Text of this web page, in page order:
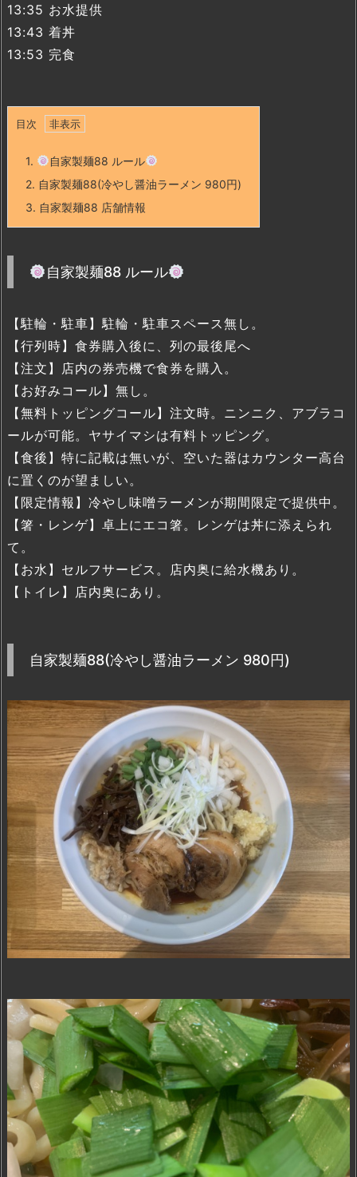
13:35 お水提供
13:43 着丼
13:53 完食
目次
1.
自家製麺88 ルール
2. 自家製麺88(冷やし醤油ラーメン 980円)
3. 自家製麺88 店舗情報
自家製麺88 ルール
【駐輪・駐車】駐輪・駐車スペース無し。
【行列時】食券購入後に、列の最後尾へ
【注文】店内の券売機で食券を購入。
【お好みコール】無し。
【無料トッピングコール】注文時。ニンニク、アブラコ
ールが可能。ヤサイマシは有料トッピング。
【食後】特に記載は無いが、空いた器はカウンター高台
に置くのが望ましい。
【限定情報】冷やし味噌ラーメンが期間限定で提供中。
【箸・レンゲ】卓上にエコ箸。レンゲは丼に添えられ
て。
【お水】セルフサービス。店内奥に給水機あり。
【トイレ】店内奥にあり。
自家製麺88(冷やし醤油ラーメン 980円)